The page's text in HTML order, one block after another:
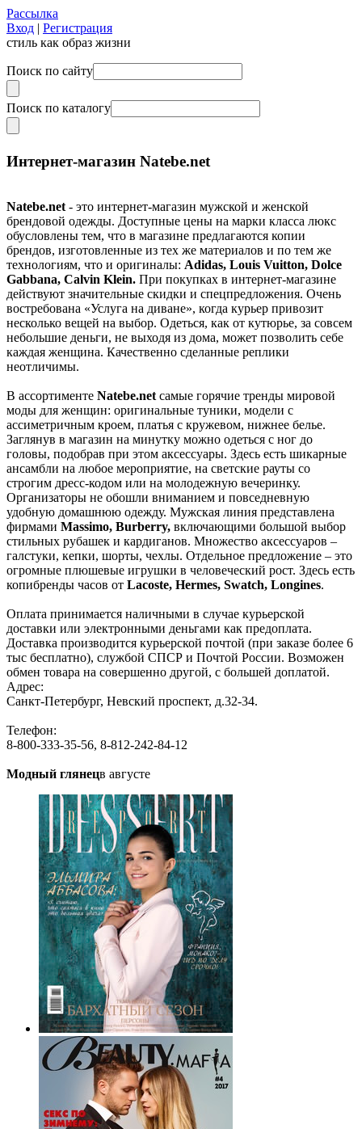
Рассылка
Вход | Регистрация
стиль как образ жизни
Поиск по сайту
Поиск по каталогу
Интернет-магазин Natebe.net
Natebe.net- это интернет-магазин мужской и женской
брендовой одежды. Доступные цены на марки класса люкс
обусловлены тем, что в магазине предлагаются копии
брендов, изготовленные из тех же материалов и по тем же
технологиям, что и оригиналы: Adidas, Louis Vuitton, Dolce
Gabbana, Calvin Klein. При покупках в интернет-магазине
действуют значительные скидки и спецпредложения. Очень
востребована «Услуга на диване», когда курьер привозит
несколько вещей на выбор. Одеться, как от кутюрье, за совсем
небольшие деньги, не выходя из дома, может позволить себе
каждая женщина. Качественно сделанные реплики
неотличимы.
В ассортименте Natebe.netсамые горячие тренды мировой
моды для женщин: оригинальные туники, модели с
ассиметричным кроем, платья с кружевом, нижнее белье.
Заглянув в магазин на минутку можно одеться с ног до
головы, подобрав при этом аксессуары. Здесь есть шикарные
ансамбли на любое мероприятие, на светские рауты со
строгим дресс-кодом или на молодежную вечеринку.
Организаторы не обошли вниманием и повседневную
удобную домашнюю одежду. Мужская линия представлена
фирмами Massimo, Burberry, включающими большой выбор
стильных рубашек и кардиганов. Множество аксессуаров –
галстуки, кепки, шорты, чехлы. Отдельное предложение – это
огромные плюшевые игрушки в человеческий рост. Здесь есть
копибренды часов от Lacoste, Hermes, Swatch, Longines.
Оплата принимается наличными в случае курьерской
доставки или электронными деньгами как предоплата.
Доставка производится курьерской почтой (при заказе более 6
тыс бесплатно), службой СПСР и Почтой России. Возможен
обмен товара на совершенно другой, с большей доплатой.
Адрес:
Санкт-Петербург, Невский проспект, д.32-34.
Телефон:
8-800-333-35-56, 8-812-242-84-12
Модный глянецв августе